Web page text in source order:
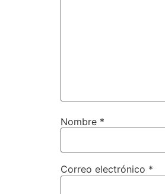
Nombre *
Correo electrónico *